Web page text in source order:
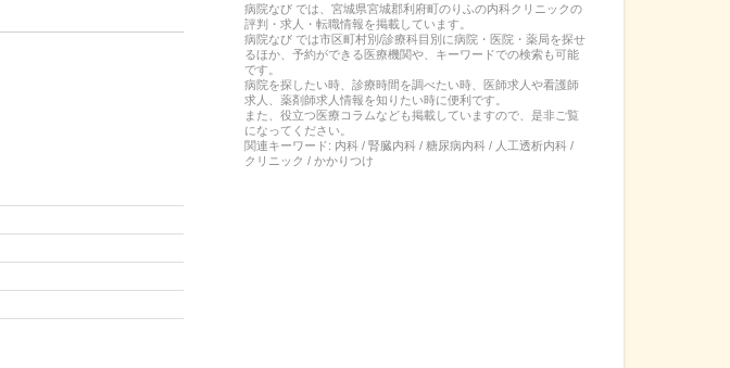
病院なび では、 宮城県宮城郡利府町のりふの内科クリニックの
評判・求人・転職情報を掲載しています。
病院なび では市区町村別/診療科目別に病院・医院・薬局を探せ
るほか、予約ができる医療機関や、キーワードでの検索も可能
です。
病院を探したい時、診療時間を調べたい時、医師求人や看護師
求人、薬剤師求人情報を知りたい時に便利です。
また、役立つ医療コラムなども掲載していますので、是非ご覧
になってください。
関連キーワード: 内科 / 腎臓内科 / 糖尿病内科 / 人工透析内科 /
クリニック / かかりつけ